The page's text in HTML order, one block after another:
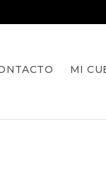
MI